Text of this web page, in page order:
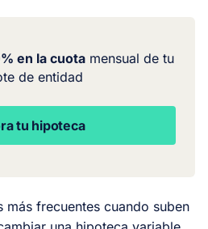
en la cuota mensual de tu
de entidad
tu hipoteca
más frecuentes cuando suben